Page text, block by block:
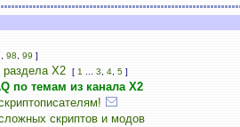
98 99 ]
раздела Х2 [ 1 3 4 5 ]
по темам из канала Х2
скриптов и модов